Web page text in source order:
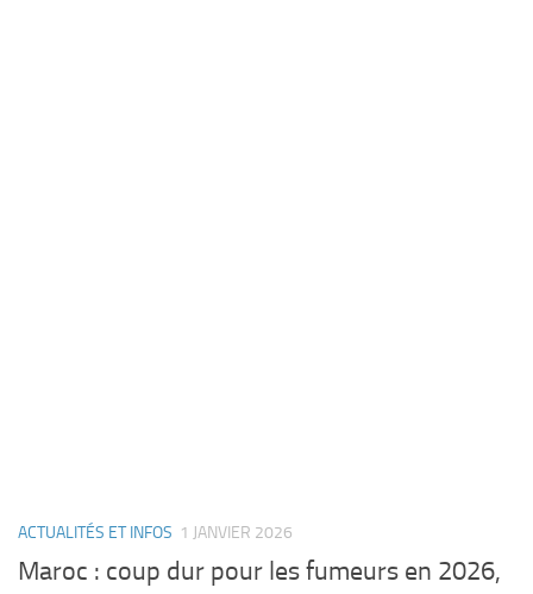
ACTUALITÉS ET INFOS 1 JANVIER 2026
Maroc : coup dur pour les fumeurs en 2026,